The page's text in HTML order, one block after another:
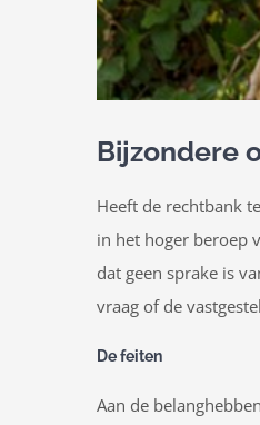
Bijzondere
Heeft de rechtbank
in het hoger beroep
dat geen sprake is
vraag of de
De feiten
Aan de